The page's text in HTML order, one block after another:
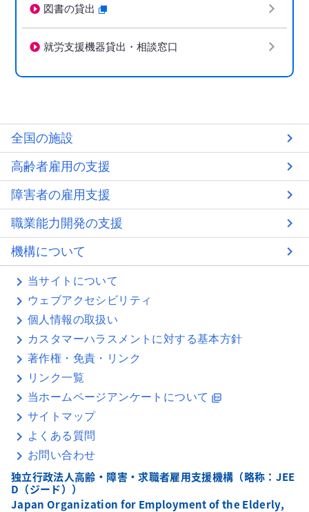
図書の貸出
就労支援機器貸出・相談窓口
全国の施設
高齢者雇用の支援
障害者の雇用支援
職業能力開発の支援
機構について
当サイトについて
ウェブアクセシビリティ
個人情報の取扱い
カスタマーハラスメントに対する基本方針
著作権・免責・リンク
リンク一覧
当ホームページアンケートについて picture_as_pdf
サイトマップ
よくある質問
お問い合わせ
独立行政法人高齢・障害・求職者雇用支援機構（略称：JEE
D（ジード））
Japan Organization for Employment of the Elderly,